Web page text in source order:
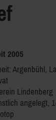
2005
Argenbühl,
Lindenberg
angelegt,